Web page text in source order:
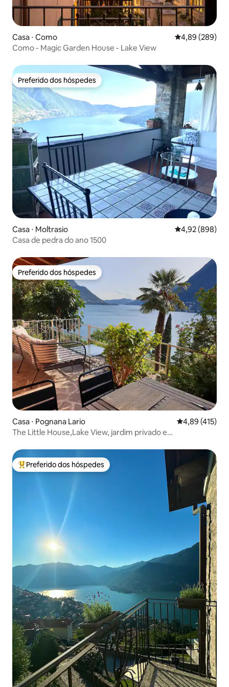
Casa ⋅ Como 4,89 de uma
4,89 (289)
Como - Magic Garden House - Lake View
Preferido dos hóspedes
Preferido dos hóspedes
Casa ⋅ Moltrasio 4,92 de uma
4,92 (898)
Casa de pedra do ano 1500
Preferido dos hóspedes
Preferido dos hóspedes
Casa ⋅ Pognana Lario 4,89 de uma
4,89 (415)
The Little House,Lake View, jardim privado e
Entre os melhores preferidos dos hóspedes
Preferido dos hóspedes